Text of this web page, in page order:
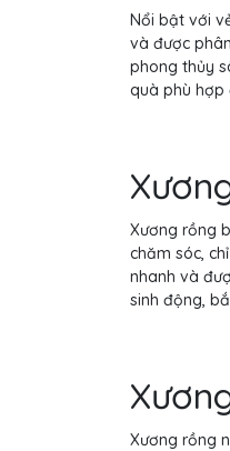
Nổi bật với
và được
phong thủy
quà phù hợp
Xương rồng
chăm sóc,
nhanh và
sinh động,
Xương rồng